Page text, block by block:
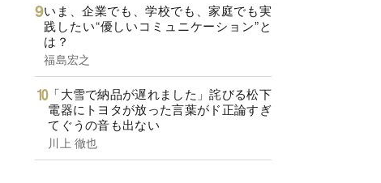
いま、企業でも、学校でも、家庭でも実
践したい“優しいコミュニケーション”と
は？
福島宏之
「大雪で納品が遅れました」詫びる松下
電器にトヨタが放った言葉がド正論すぎ
てぐうの音も出ない
川上 徹也